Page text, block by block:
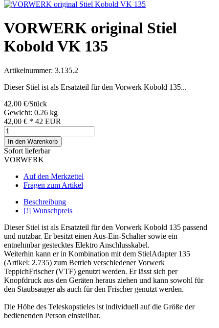
VORWERK original Stiel
Kobold VK 135
Artikelnummer: 3.135.2
Dieser Stiel ist als Ersatzteil für den Vorwerk Kobold 135...
42,00 €/Stück
Gewicht: 0.26 kg
42,00 € * 42 EUR
In den Warenkorb
Sofort lieferbar
VORWERK
Auf den Merkzettel
Fragen zum Artikel
Beschreibung
[!] Wunschpreis
Dieser Stiel ist als Ersatzteil für den Vorwerk Kobold 135 passend
und nutzbar. Er besitzt einen Aus-Ein-Schalter sowie ein
entnehmbar gestecktes Elektro Anschlusskabel.
Weiterhin kann er in Kombination mit dem StielAdapter 135
(Artikel: 2.735) zum Betrieb verschiedener Vorwerk
TeppichFrischer (VTF) genutzt werden. Er lässt sich per
Knopfdruck aus den Geräten heraus ziehen und kann sowohl für
den Staubsauger als auch für den Frischer genutzt werden.
Die Höhe des Teleskopstieles ist individuell auf die Größe der
bedienenden Person einstellbar.